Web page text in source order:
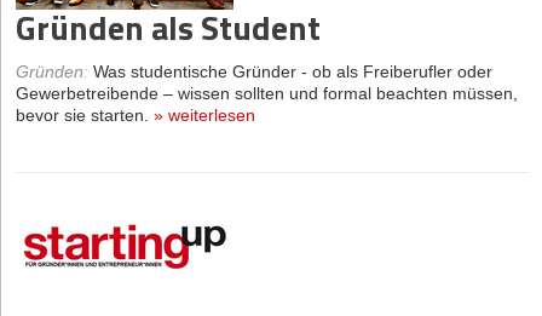
Gründen als Student
Gründen: Was studentische Gründer - ob als Freiberufler oder
Gewerbetreibende – wissen sollten und formal beachten müssen,
bevor sie starten. » weiterlesen